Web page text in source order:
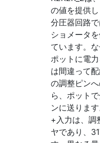
の値を提供し
分圧器回路
ショメータ
ています。
ポットに電
は間違って
の調整ピン
ら、ポット
ンに送りま
+入力は、調
ヤであり、